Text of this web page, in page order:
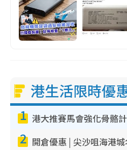
港生活限時優
1
2